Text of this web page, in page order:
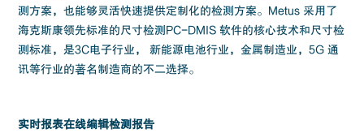
测方案，也能够灵活快速提供定制化的检测方案。Metus 采用了
海克斯康领先标准的尺寸检测PC-DMIS 软件的核心技术和尺寸检
测标准，是3C电子行业， 新能源电池行业，金属制造业，5G 通
讯等行业的著名制造商的不二选择。
实时报表在线编辑检测报告